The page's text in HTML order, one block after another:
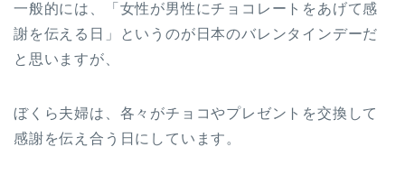
一般的には、「女性が男性にチョコレートをあげて感
謝を伝える日」というのが日本のバレンタインデーだ
と思いますが、
ぼくら夫婦は、各々がチョコやプレゼントを交換して
感謝を伝え合う日にしています。